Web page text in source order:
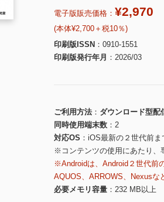
電子版販売価格： ¥2,970
(本体¥2,700＋税10％)
印刷版ISSN
0910-1551
印刷版発行年月
2026/03
ご利用方法
ダウンロード型配
同時使用端末数
2
対応OS
iOS最新の２世代前
※コンテンツの使用にあたり、
※Androidは、Android２世代前
AQUOS、ARROWS、Nexusな
必要メモリ容量
232 MB以上